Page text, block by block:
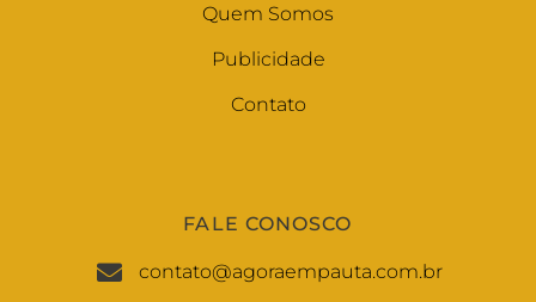
Quem Somos
Publicidade
Contato
FALE CONOSCO
contato@agoraempauta.com.br